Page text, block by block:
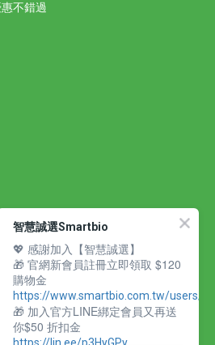
不錯過
智慧誠選Smartbio
💖 感謝加入【智慧誠選】
🎁 官網新會員註冊立即領取 $120
購物金
https://www.smartbio.com.tw/users/
🎁 加入官方LINE綁定會員又再送
你$50 折扣金